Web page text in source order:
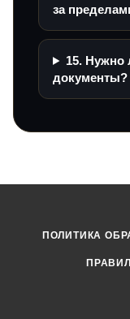
за
15. Нужно
документы?
ПОЛИТИКА